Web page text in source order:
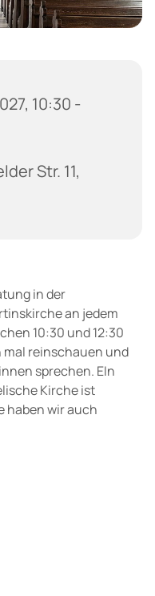
10:30 -
Str. 11,
in der
an jedem
10:30 und 12:30
mal reinschauen und
sprechen. EIn
Kirche ist
haben wir auch